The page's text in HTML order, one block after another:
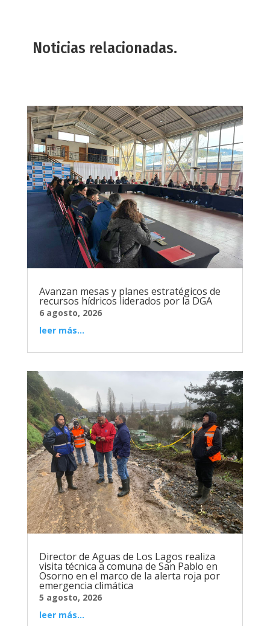
Noticias relacionadas.
Avanzan mesas y planes estratégicos de
recursos hídricos liderados por la DGA
6 agosto, 2026
leer más...
Director de Aguas de Los Lagos realiza
visita técnica a comuna de San Pablo en
Osorno en el marco de la alerta roja por
emergencia climática
5 agosto, 2026
leer más...